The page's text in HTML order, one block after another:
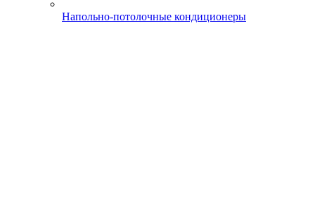
Напольно-потолочные кондиционеры